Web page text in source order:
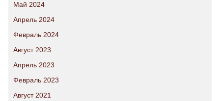
Май 2024
Апрель 2024
Февраль 2024
Август 2023
Апрель 2023
Февраль 2023
Август 2021